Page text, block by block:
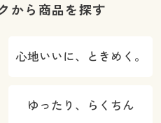
から商品を探す
心地いいに、ときめく。
ゆったり、らくちん